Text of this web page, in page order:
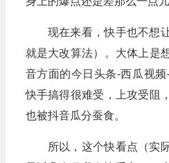
现在来看，快手也不想
就是大改算法）。大体上是
音方面的今日头条-西瓜视
快手搞得很难受，上攻受阻
也被抖音瓜分蚕食。
所以，这个快看点（实